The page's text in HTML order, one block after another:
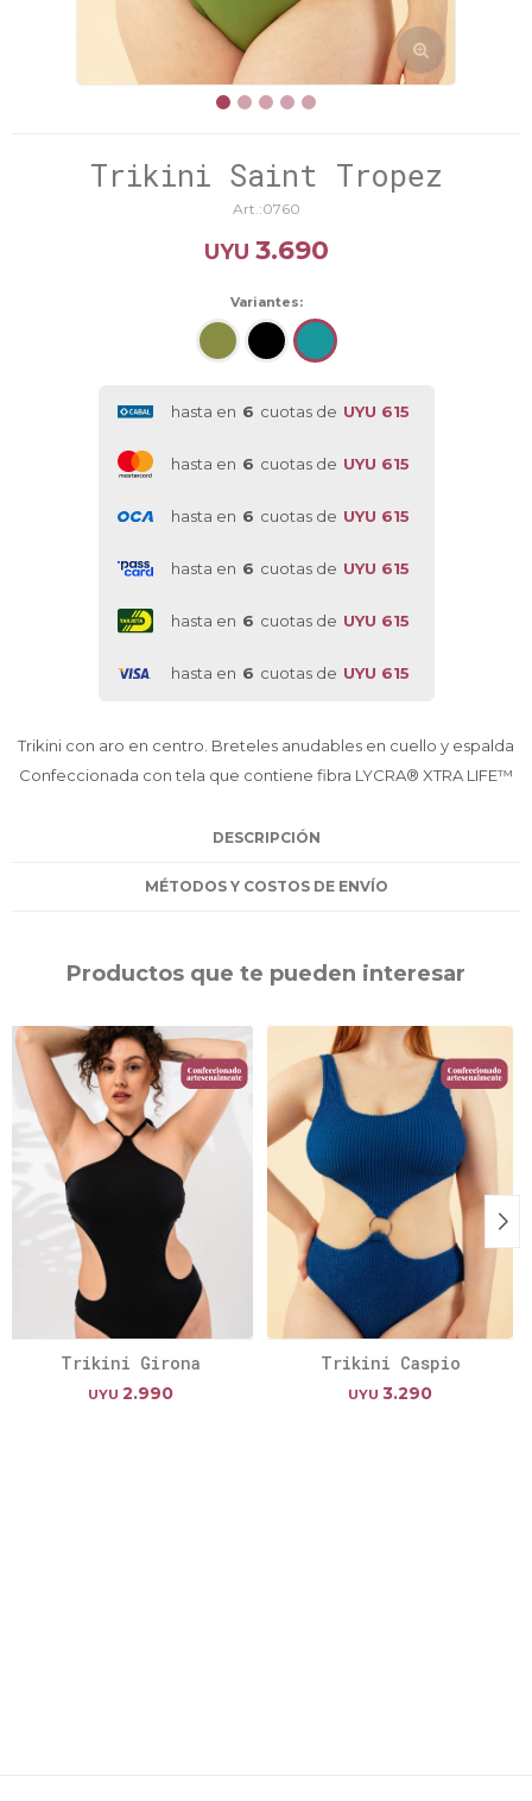
Trikini Saint Tropez
0760
UYU 3.690
Variantes:
hasta en 6 cuotas de UYU 615
hasta en 6 cuotas de UYU 615
hasta en 6 cuotas de UYU 615
hasta en 6 cuotas de UYU 615
hasta en 6 cuotas de UYU 615
hasta en 6 cuotas de UYU 615
Trikini con aro en centro. Breteles anudables en cuello y espalda
Confeccionada con tela que contiene fibra LYCRA® XTRA LIFE™
DESCRIPCIÓN
MÉTODOS Y COSTOS DE ENVÍO
Productos que te pueden interesar
Trikini Girona
UYU 2.990
Trikini Caspio
UYU 3.290